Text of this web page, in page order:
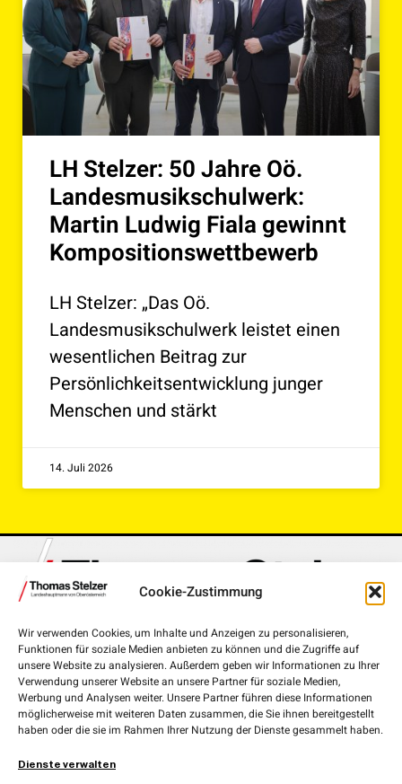
Cookie-Zustimmung
Wir verwenden Cookies, um Inhalte und Anzeigen zu personalisieren,
Funktionen für soziale Medien anbieten zu können und die Zugriffe auf
unsere Website zu analysieren. Außerdem geben wir Informationen zu Ihrer
Verwendung unserer Website an unsere Partner für soziale Medien,
Werbung und Analysen weiter. Unsere Partner führen diese Informationen
möglicherweise mit weiteren Daten zusammen, die Sie ihnen bereitgestellt
haben oder die sie im Rahmen Ihrer Nutzung der Dienste gesammelt haben.
Dienste verwalten
LH Stelzer: 50 Jahre Oö.
Landesmusikschulwerk:
Martin Ludwig Fiala gewinnt
Kompositionswettbewerb
LH Stelzer: „Das Oö.
Landesmusikschulwerk leistet einen
wesentlichen Beitrag zur
Persönlichkeitsentwicklung junger
Menschen und stärkt
14. Juli 2026
Landhausplatz 1, 4020 Linz
+43 732 7720-111 00
lh.stelzer@ooe.gv.at